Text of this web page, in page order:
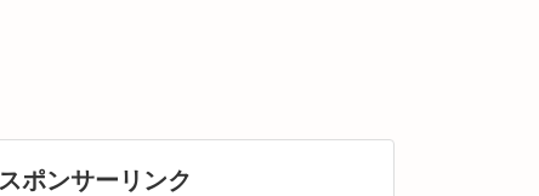
スポンサーリンク